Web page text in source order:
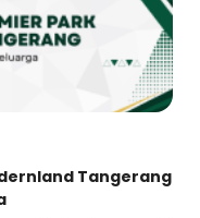
Tangerang